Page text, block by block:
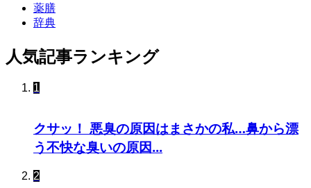
薬膳
辞典
人気記事ランキング
1
クサッ！ 悪臭の原因はまさかの私…鼻から漂
う不快な臭いの原因...
2